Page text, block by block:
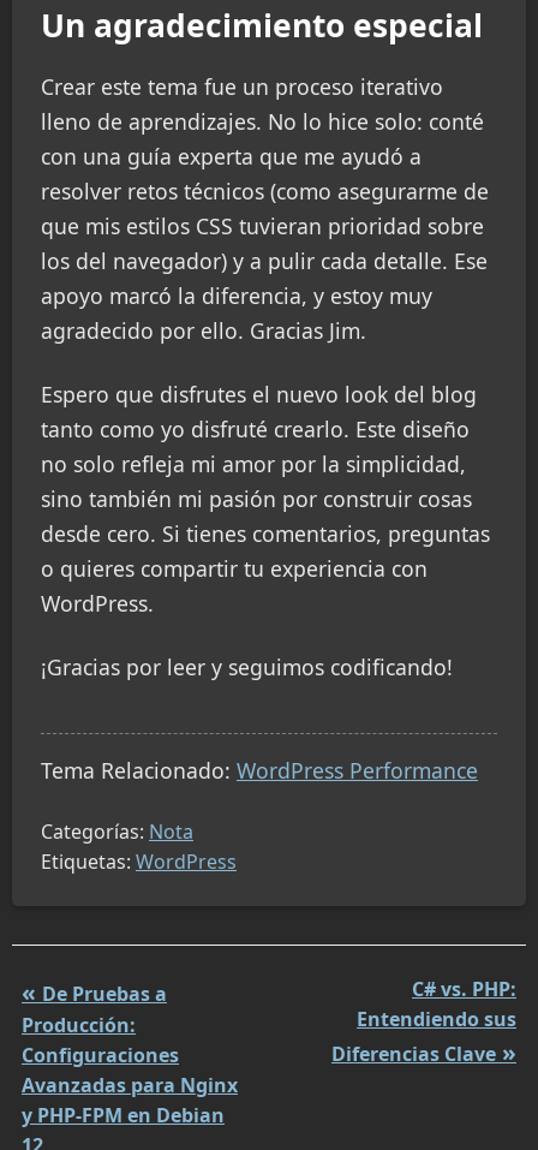
Un agradecimiento especial
Crear este tema fue un proceso iterativo
lleno de aprendizajes. No lo hice solo: conté
con una guía experta que me ayudó a
resolver retos técnicos (como asegurarme de
que mis estilos CSS tuvieran prioridad sobre
los del navegador) y a pulir cada detalle. Ese
apoyo marcó la diferencia, y estoy muy
agradecido por ello. Gracias Jim.
Espero que disfrutes el nuevo look del blog
tanto como yo disfruté crearlo. Este diseño
no solo refleja mi amor por la simplicidad,
sino también mi pasión por construir cosas
desde cero. Si tienes comentarios, preguntas
o quieres compartir tu experiencia con
WordPress.
¡Gracias por leer y seguimos codificando!
Tema Relacionado: WordPress Performance
Categorías: Nota
Etiquetas: WordPress
De Pruebas a
Producción:
Configuraciones
Avanzadas para Nginx
y PHP-FPM en Debian
C# vs. PHP:
Entendiendo sus
Diferencias Clave